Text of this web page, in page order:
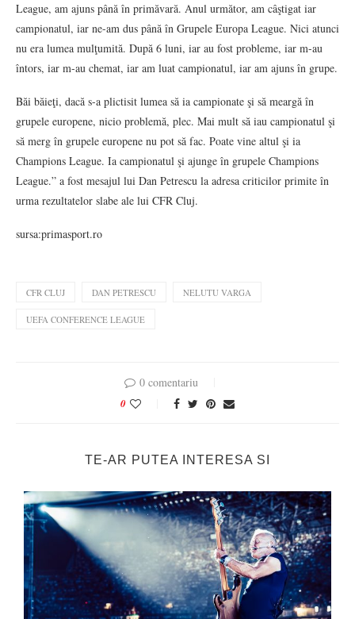
League, am ajuns până în primăvară. Anul următor, am câştigat iar
campionatul, iar ne-am dus până în Grupele Europa League. Nici atunci
nu era lumea mulţumită. După 6 luni, iar au fost probleme, iar m-au
întors, iar m-au chemat, iar am luat campionatul, iar am ajuns în grupe.
Băi băieţi, dacă s-a plictisit lumea să ia campionate şi să meargă în
grupele europene, nicio problemă, plec. Mai mult să iau campionatul şi
să merg în grupele europene nu pot să fac. Poate vine altul şi ia
Champions League. Ia campionatul şi ajunge în grupele Champions
League.” a fost mesajul lui Dan Petrescu la adresa criticilor primite în
urma rezultatelor slabe ale lui CFR Cluj.
sursa:primasport.ro
CFR CLUJ DAN PETRESCU NELUTU VARGA
UEFA CONFERENCE LEAGUE
0 comentariu
0
TE-AR PUTEA INTERESA SI